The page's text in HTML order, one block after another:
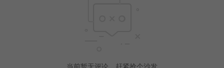
当前暂无评论，赶紧抢个沙发